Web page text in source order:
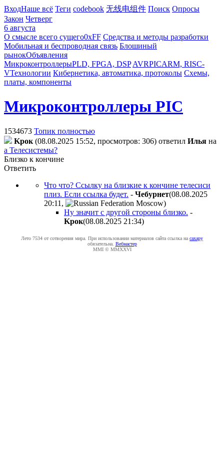
ВходНаше всё Теги codebook 无线电组件 Поиск Опросы
Закон Четверг
6 августа
О смысле всего сущего0xFF Средства и методы разработки
Мобильная и беспроводная связь Блошиный
рынокОбъявления
МикроконтроллерыPLD, FPGA, DSP AVRPICARM, RISC-
VТехнологии Кибернетика, автоматика, протоколы Схемы,
платы, компоненты
Микроконтроллеры PIC
1534673 Топик полностью
Kpoк (08.08.2025 15:52, просмотров: 306) ответил Илья на
а Телесистемы?
Близко к кончине
Ответить
Что что? Ссылку на близкие к кончине телесиси
плиз. Если ссылка будет. - Чeбypнeт(08.08.2025
20:11 ,
)
Ну значит с другой стороны близко. -
Kpoк(08.08.2025 21:34)
Лето 7534 от сотворения мира. При использовании материалов сайта ссылка на caxapу
обязательна. Вебмастер
MMI © MMXXVI